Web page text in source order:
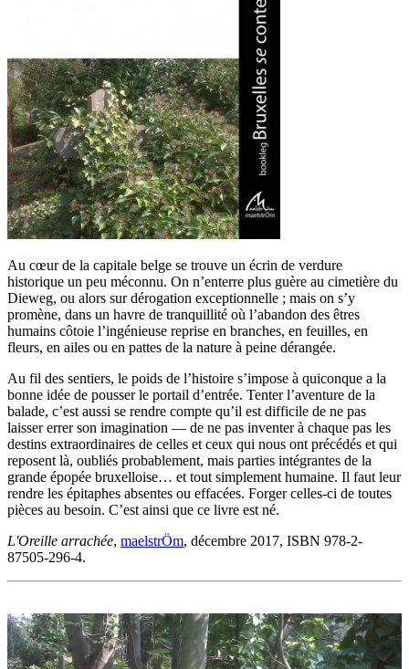
Au cœur de la capitale belge se trouve un écrin de verdure
historique un peu méconnu. On n’enterre plus guère au cimetière du
Dieweg, ou alors sur dérogation exceptionnelle ; mais on s’y
promène, dans un havre de tranquillité où l’abandon des êtres
humains côtoie l’ingénieuse reprise en branches, en feuilles, en
fleurs, en ailes ou en pattes de la nature à peine dérangée.
Au fil des sentiers, le poids de l’histoire s’impose à quiconque a la
bonne idée de pousser le portail d’entrée. Tenter l’aventure de la
balade, c’est aussi se rendre compte qu’il est difficile de ne pas
laisser errer son imagination — de ne pas inventer à chaque pas les
destins extraordinaires de celles et ceux qui nous ont précédés et qui
reposent là, oubliés probablement, mais parties intégrantes de la
grande épopée bruxelloise… et tout simplement humaine. Il faut leur
rendre les épitaphes absentes ou effacées. Forger celles-ci de toutes
pièces au besoin. C’est ainsi que ce livre est né.
L'Oreille arrachée, maelstrÖm, décembre 2017, ISBN 978-2-
87505-296-4.